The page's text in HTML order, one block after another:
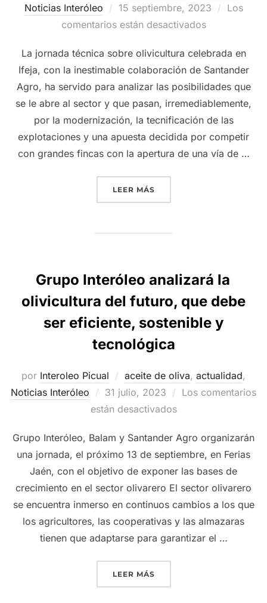
Noticias Interóleo
Publicado
el
15 septiembre, 2023
Los
comentarios están desactivados
La jornada técnica sobre olivicultura celebrada en
Ifeja, con la inestimable colaboración de Santander
Agro, ha servido para analizar las posibilidades que
se le abre al sector y que pasan, irremediablemente,
por la modernización, la tecnificación de las
explotaciones y una apuesta decidida por competir
con grandes fincas con la apertura de una vía de …
LEER MÁS«GRUPO INTERÓLEO Y
Grupo Interóleo analizará la
olivicultura del futuro, que debe
ser eficiente, sostenible y
tecnológica
por Interoleo Picual aceite de oliva, actualidad,
Noticias Interóleo
Publicado
el
31 julio, 2023
Los comentarios
están desactivados
Grupo Interóleo, Balam y Santander Agro organizarán
una jornada, el próximo 13 de septiembre, en Ferias
Jaén, con el objetivo de exponer las bases de
crecimiento en el sector olivarero El sector olivarero
se encuentra inmerso en continuos cambios a los que
los agricultores, las cooperativas y las almazaras
tienen que adaptarse para garantizar el …
LEER MÁS«GRUPO INTERÓLEO